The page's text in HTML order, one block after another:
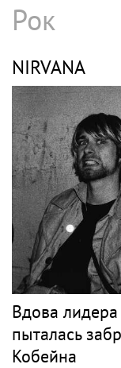
Рок
NIRVANA
Вдова
пыталась
Кобейна